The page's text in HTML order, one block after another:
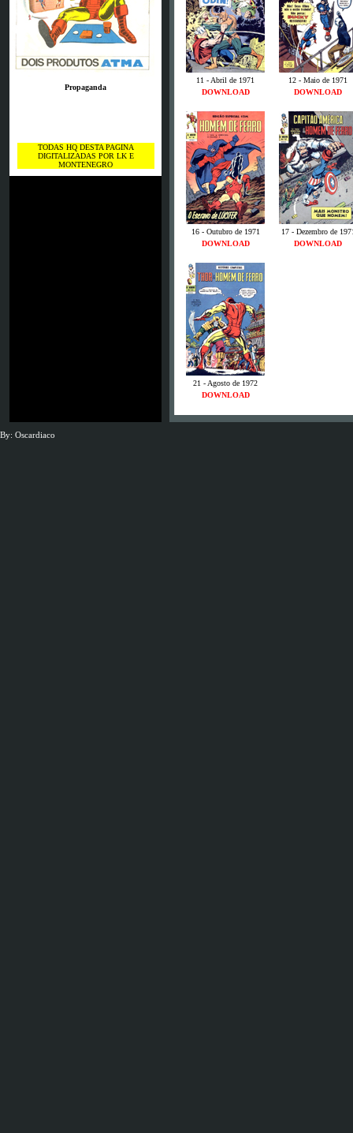
Propaganda
TODAS HQ DESTA PAGINA
DIGITALIZADAS POR LK E
MONTENEGRO
11 - Abril de 1971
12 - Maio de 1971
DOWNLOAD
DOWNLOAD
16 - Outubro de 1971
17 - Dezembro de
DOWNLOAD
DOWNLOAD
21 - Agosto de 1972
DOWNLOAD
By: Oscardiaco